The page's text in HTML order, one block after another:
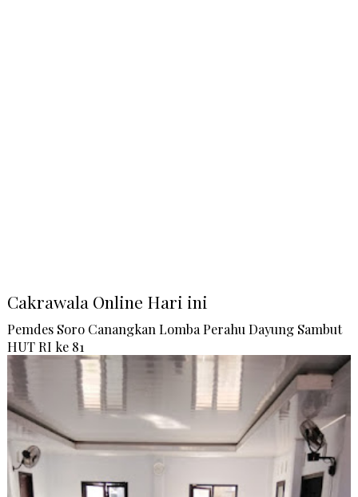
Cakrawala Online Hari ini
Pemdes Soro Canangkan Lomba Perahu Dayung Sambut
HUT RI ke 81